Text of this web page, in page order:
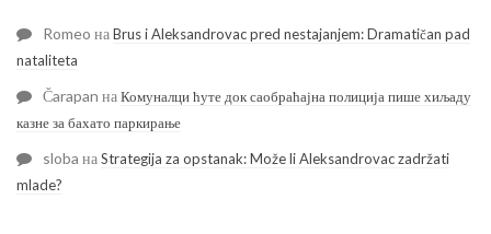
Romeo наBrus i Aleksandrovac pred nestajanjem: Dramatičan pad
nataliteta
Čarapan наКомуналци ћуте док саобраћајна полиција пише хиљаду
казне за бахато паркирање
sloba наStrategija za opstanak: Može li Aleksandrovac zadržati
mlade?